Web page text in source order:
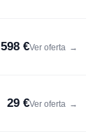
598 €Ver oferta →
29 €Ver oferta →